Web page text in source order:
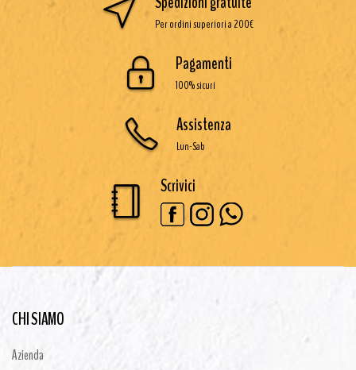
Per ordini superiori a 200€
Pagamenti
100% sicuri
Assistenza
Lun-Sab
Scrivici
CHI SIAMO
Azienda